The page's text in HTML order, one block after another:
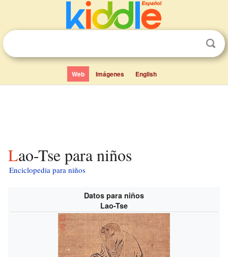
Web Imágenes English
Lao-Tse para niños
Enciclopedia para niños
Datos para niños
Lao-Tse